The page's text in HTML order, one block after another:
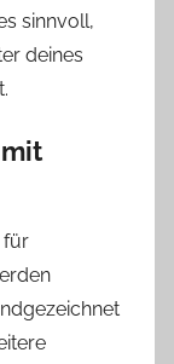
sinnvoll,
deines
für